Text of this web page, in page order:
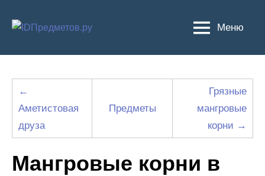
Меню
←
Аметистовая
друза
Предметы
Грязные
мангровые
корни →
Мангровые корни в